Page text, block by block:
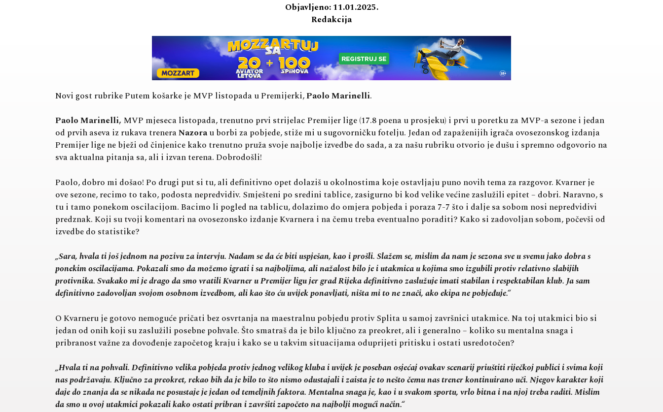
Objavljeno: 11.01.2025.
Redakcija
Novi gost rubrike Putem košarke je MVP listopada u Premijerki,Paolo Marinelli.
Paolo Marinelli, MVP mjeseca listopada, trenutno prvi strijelac Premijer lige (17.8 poena u prosjeku) i prvi u poretku za MVP-a sezone i jedan
od prvih aseva iz rukava treneraNazorau borbi za pobjede, stiže mi u sugovorničku fotelju. Jedan od zapaženijih igrača ovosezonskog izdanja
Premijer lige ne bježi od činjenice kako trenutno pruža svoje najbolje izvedbe do sada, a za našu rubriku otvorio je dušu i spremno odgovorio na
sva aktualna pitanja sa, ali i izvan terena. Dobrodošli!
Paolo, dobro mi došao! Po drugi put si tu, ali definitivno opet dolaziš u okolnostima koje ostavljaju puno novih tema za razgovor. Kvarner je
ove sezone, recimo to tako, podosta nepredvidiv. Smješteni po sredini tablice, zasigurno bi kod velike većine zaslužili epitet – dobri. Naravno, s
tu i tamo ponekom oscilacijom. Bacimo li pogled na tablicu, dolazimo do omjera pobjeda i poraza 7-7 što i dalje sa sobom nosi nepredvidivi
predznak. Koji su tvoji komentari na ovosezonsko izdanje Kvarnera i na čemu treba eventualno poraditi? Kako si zadovoljan sobom, počevši od
izvedbe do statistike?
„Sara, hvala ti još jednom na pozivu za intervju. Nadam se da će biti uspješan, kao i prošli. Slažem se, mislim da nam je sezona sve u svemu jako dobra s
ponekim oscilacijama. Pokazali smo da možemo igrati i sa najboljima, ali nažalost bilo je i utakmica u kojima smo izgubili protiv relativno slabijih
protivnika. Svakako mi je drago da smo vratili Kvarner u Premijer ligu jer grad Rijeka definitivno zaslužuje imati stabilan i respektabilan klub. Ja sam
definitivno zadovoljan svojom osobnom izvedbom, ali kao što ću uvijek ponavljati, ništa mi to ne znači, ako ekipa ne pobjeđuje.“
O Kvarneru je gotovo nemoguće pričati bez osvrtanja na maestralnu pobjedu protiv Splita u samoj završnici utakmice. Na toj utakmici bio si
jedan od onih koji su zaslužili posebne pohvale. Što smatraš da je bilo ključno za preokret, ali i generalno – koliko su mentalna snaga i
pribranost važne za dovođenje započetog kraju i kako se u takvim situacijama oduprijeti pritisku i ostati usredotočen?
„Hvala ti na pohvali. Definitivno velika pobjeda protiv jednog velikog kluba i uvijek je poseban osjećaj ovakav scenarij priuštiti riječkoj publici i svima koji
nas podržavaju. Ključno za preokret, rekao bih da je bilo to što nismo odustajali i zaista je to nešto čemu nas trener kontinuirano uči. Njegov karakter koji
daje do znanja da se nikada ne posustaje je jedan od temeljnih faktora. Mentalna snaga je, kao i u svakom sportu, vrlo bitna i na njoj treba raditi. Mislim
da smo u ovoj utakmici pokazali kako ostati pribran i završiti započeto na najbolji mogući način.“